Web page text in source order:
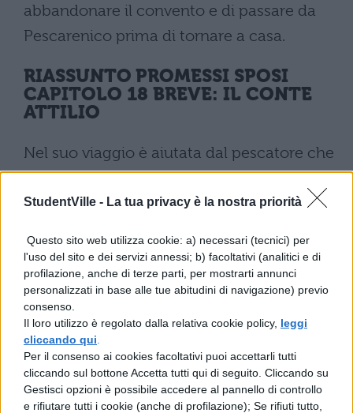
StudentVille - La tua privacy è la nostra priorità
Questo sito web utilizza cookie: a) necessari (tecnici) per
l'uso del sito e dei servizi annessi; b) facoltativi (analitici e di
profilazione, anche di terze parti, per mostrarti annunci
personalizzati in base alle tue abitudini di navigazione) previo
consenso.
Il loro utilizzo è regolato dalla relativa cookie policy, leggi
cliccando qui
Per il consenso ai cookies facoltativi puoi accettarli tutti
cliccando sul bottone Accetta tutti qui di seguito. Cliccando su
Gestisci opzioni è possibile accedere al pannello di controllo
e rifiutare tutti i cookie (anche di profilazione); Se rifiuti tutto,
abbandonare il convento e di passare da
Pescarenico prima di tornare a casa.
RIASSUNTO PROMESSI SPOSI
CAPITOLO 18 BREVE: IL CONTE
ATTILIO
Nel suo viaggio è aiutata dal pescatore che
aveva portato le prime notizie certe di
Renzo. Giunta a Pescarenico, Agnese
Cristoforo è stato trasferito a Rimini. La
donna torna così al proprio paese in preda
allo sconforto.
Il conte Attilio si rivolge ad uno zio,
membro del Consiglio segreto, perché
questi, che è in confidenza con il padre
provinciale dei cappuccini, intervenga per